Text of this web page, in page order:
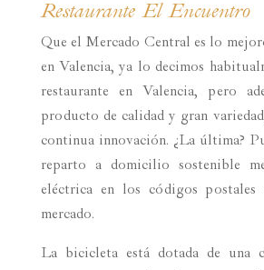
Restaurante El Encuentro
Que el Mercado Central es lo
en Valencia, ya lo decimos
restaurante en Valencia, pero
producto de calidad y gran
continua innovación. ¿La última?
reparto a domicilio sostenible
eléctrica en los códigos postales
mercado.
La bicicleta está dotada de una